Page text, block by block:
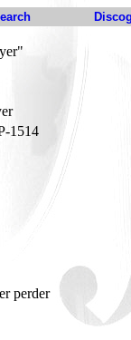
1514
perder